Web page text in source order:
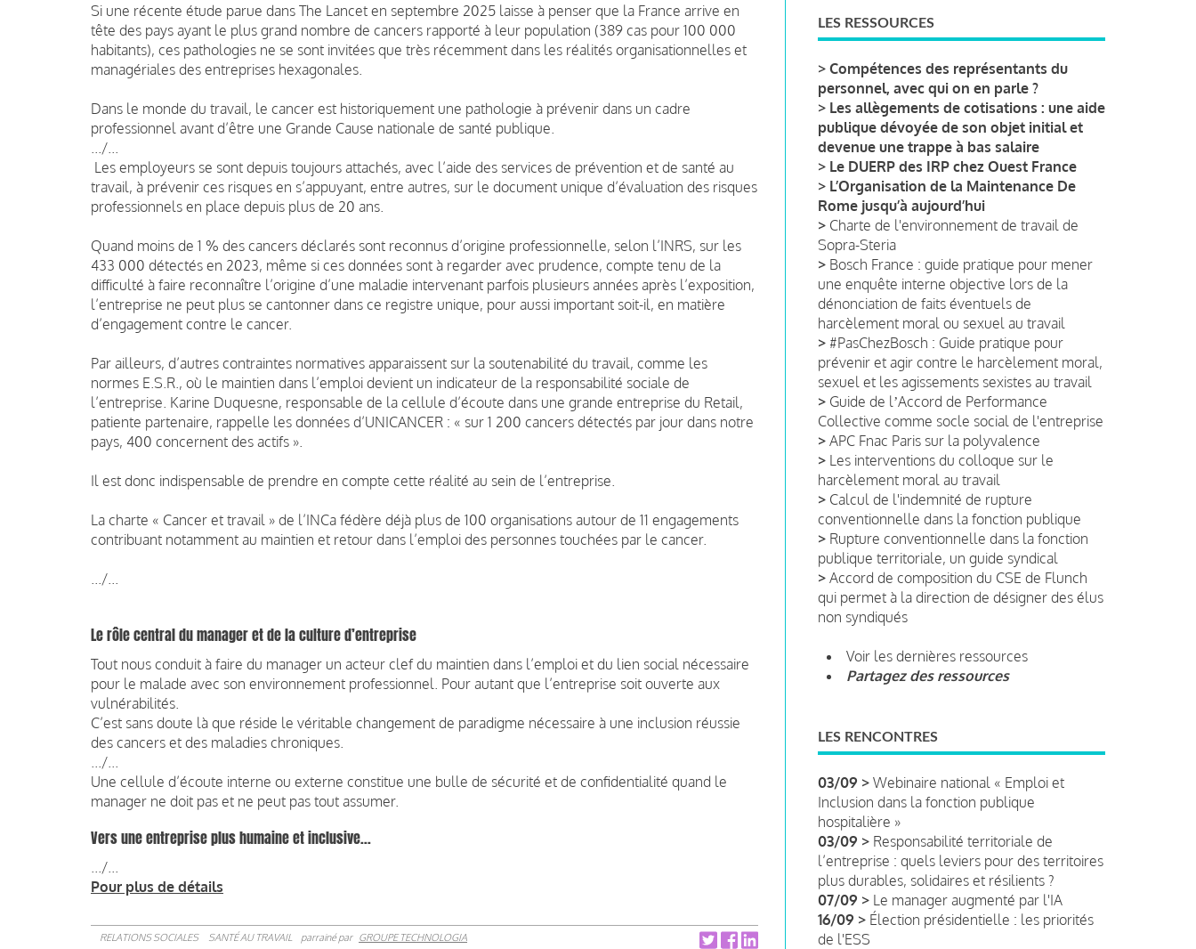
Si une récente étude parue dans The Lancet en septembre 2025 laisse à penser que la France arrive en
tête des pays ayant le plus grand nombre de cancers rapporté à leur population (389 cas pour 100 000
habitants), ces pathologies ne se sont invitées que très récemment dans les réalités organisationnelles et
managériales des entreprises hexagonales.
Dans le monde du travail, le cancer est historiquement une pathologie à prévenir dans un cadre
professionnel avant d’être une Grande Cause nationale de santé publique.
.../...
Les employeurs se sont depuis toujours attachés, avec l’aide des services de prévention et de santé au
travail, à prévenir ces risques en s’appuyant, entre autres, sur le document unique d’évaluation des risques
professionnels en place depuis plus de 20 ans.
Quand moins de 1 % des cancers déclarés sont reconnus d’origine professionnelle, selon l’INRS, sur les
433 000 détectés en 2023, même si ces données sont à regarder avec prudence, compte tenu de la
difficulté à faire reconnaître l’origine d’une maladie intervenant parfois plusieurs années après l’exposition,
l’entreprise ne peut plus se cantonner dans ce registre unique, pour aussi important soit-il, en matière
d’engagement contre le cancer.
Par ailleurs, d’autres contraintes normatives apparaissent sur la soutenabilité du travail, comme les
normes E.S.R., où le maintien dans l’emploi devient un indicateur de la responsabilité sociale de
l’entreprise. Karine Duquesne, responsable de la cellule d’écoute dans une grande entreprise du Retail,
patiente partenaire, rappelle les données d’UNICANCER : « sur 1 200 cancers détectés par jour dans notre
pays, 400 concernent des actifs ».
Il est donc indispensable de prendre en compte cette réalité au sein de l’entreprise.
La charte « Cancer et travail » de l’INCa fédère déjà plus de 100 organisations autour de 11 engagements
contribuant notamment au maintien et retour dans l’emploi des personnes touchées par le cancer.
.../...
Le rôle central du manager et de la culture d’entreprise
Tout nous conduit à faire du manager un acteur clef du maintien dans l’emploi et du lien social nécessaire
pour le malade avec son environnement professionnel. Pour autant que l’entreprise soit ouverte aux
vulnérabilités.
C’est sans doute là que réside le véritable changement de paradigme nécessaire à une inclusion réussie
des cancers et des maladies chroniques.
.../...
Une cellule d’écoute interne ou externe constitue une bulle de sécurité et de confidentialité quand le
manager ne doit pas et ne peut pas tout assumer.
Vers une entreprise plus humaine et inclusive...
.../...
Pour plus de détails
RELATIONS SOCIALES SANTÉ AU TRAVAIL parrainé par GROUPE TECHNOLOGIA
LES RESSOURCES
> Compétences des représentants du
personnel, avec qui on en parle ?
> Les allègements de cotisations : une aide
publique dévoyée de son objet initial et
devenue une trappe à bas salaire
> Le DUERP des IRP chez Ouest France
> L’Organisation de la Maintenance De
Rome jusqu’à aujourd’hui
> Charte de l'environnement de travail de
Sopra-Steria
> Bosch France : guide pratique pour mener
une enquête interne objective lors de la
dénonciation de faits éventuels de
harcèlement moral ou sexuel au travail
> #PasChezBosch : Guide pratique pour
prévenir et agir contre le harcèlement moral,
sexuel et les agissements sexistes au travail
> Guide de lʼAccord de Performance
Collective comme socle social de l'entreprise
> APC Fnac Paris sur la polyvalence
> Les interventions du colloque sur le
harcèlement moral au travail
> Calcul de l'indemnité de rupture
conventionnelle dans la fonction publique
> Rupture conventionnelle dans la fonction
publique territoriale, un guide syndical
> Accord de composition du CSE de Flunch
qui permet à la direction de désigner des élus
non syndiqués
Voir les dernières ressources
Partagez des ressources
LES RENCONTRES
03/09 > Webinaire national « Emploi et
Inclusion dans la fonction publique
hospitalière »
03/09 > Responsabilité territoriale de
l’entreprise : quels leviers pour des territoires
plus durables, solidaires et résilients ?
07/09 > Le manager augmenté par l'IA
16/09 > Élection présidentielle : les priorités
de l'ESS